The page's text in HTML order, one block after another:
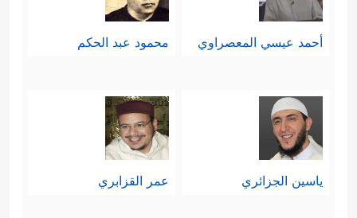
أحمد عيسي المعصراوي محمود عبد الحكم
ياسين الجزائري عمر القزابري